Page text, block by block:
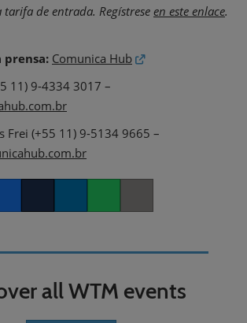
tarifa de entrada. Regístrese en este enlace.
prensa: Comunica Hub
11) 9-4334 3017 –
Frei (+55 11) 9-5134 9665 –
all WTM events